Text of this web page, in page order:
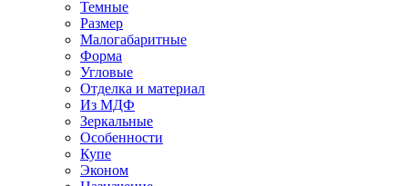
Темные
Размер
Малогабаритные
Форма
Угловые
Отделка и материал
Из МДФ
Зеркальные
Особенности
Купе
Эконом